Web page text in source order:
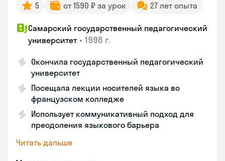
5 от 1590 ₽ за урок 27 лет опыта
Самарский государственный педагогический
университет • 1998 г.
Окончила государственный педагогический
университет
Посещала лекции носителей языка во
французском колледже
Использует коммуникативный подход для
преодоления языкового барьера
Читать дальше